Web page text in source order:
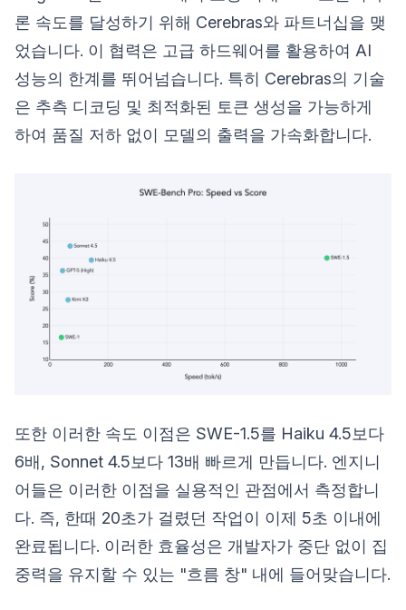
론 속도를 달성하기 위해 Cerebras와 파트너십을 맺
었습니다. 이 협력은 고급 하드웨어를 활용하여 AI
성능의 한계를 뛰어넘습니다. 특히 Cerebras의 기술
은 추측 디코딩 및 최적화된 토큰 생성을 가능하게
하여 품질 저하 없이 모델의 출력을 가속화합니다.
또한 이러한 속도 이점은 SWE-1.5를 Haiku 4.5보다
6배, Sonnet 4.5보다 13배 빠르게 만듭니다. 엔지니
어들은 이러한 이점을 실용적인 관점에서 측정합니
다. 즉, 한때 20초가 걸렸던 작업이 이제 5초 이내에
완료됩니다. 이러한 효율성은 개발자가 중단 없이 집
중력을 유지할 수 있는 "흐름 창" 내에 들어맞습니다.